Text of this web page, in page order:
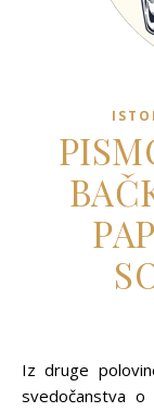
Iz druge polovine 17. veka sačuvana su dva dragocena
svedočanstva o